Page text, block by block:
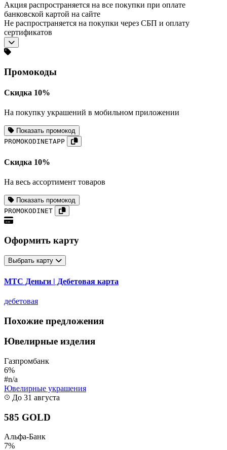
Акция распространяется на все покупки при оплате
банковской картой на сайте
Не распространяется на покупки через СБП и оплату
сертификатов
Промокоды
Скидка 10%
На покупку украшений в мобильном приложении
Показать промокод
PROMOKODINETAPP
Скидка 10%
На весь ассортимент товаров
Показать промокод
PROMOKODINET
Оформить карту
Выбрать карту
МТС Деньги | Дебетовая карта
дебетовая
Похожие предложения
Ювелирные изделия
Газпромбанк
6%
#n/a
Ювелирные украшения
До 31 августа
585 GOLD
Альфа-Банк
7%